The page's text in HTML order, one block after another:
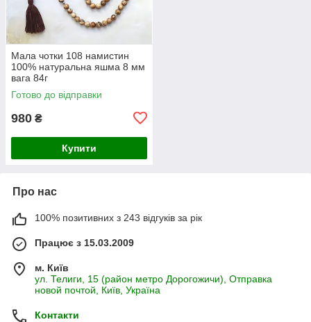
Мала чотки 108 намистин
100% натуральна яшма 8 мм
вага 84г
Готово до відправки
980 ₴
Купити
Про нас
100% позитивних з 243 відгуків за рік
Працює з 15.03.2009
м. Київ
ул. Телиги, 15 (район метро Дорогожичи), Отправка
новой почтой, Київ, Україна
Контакти